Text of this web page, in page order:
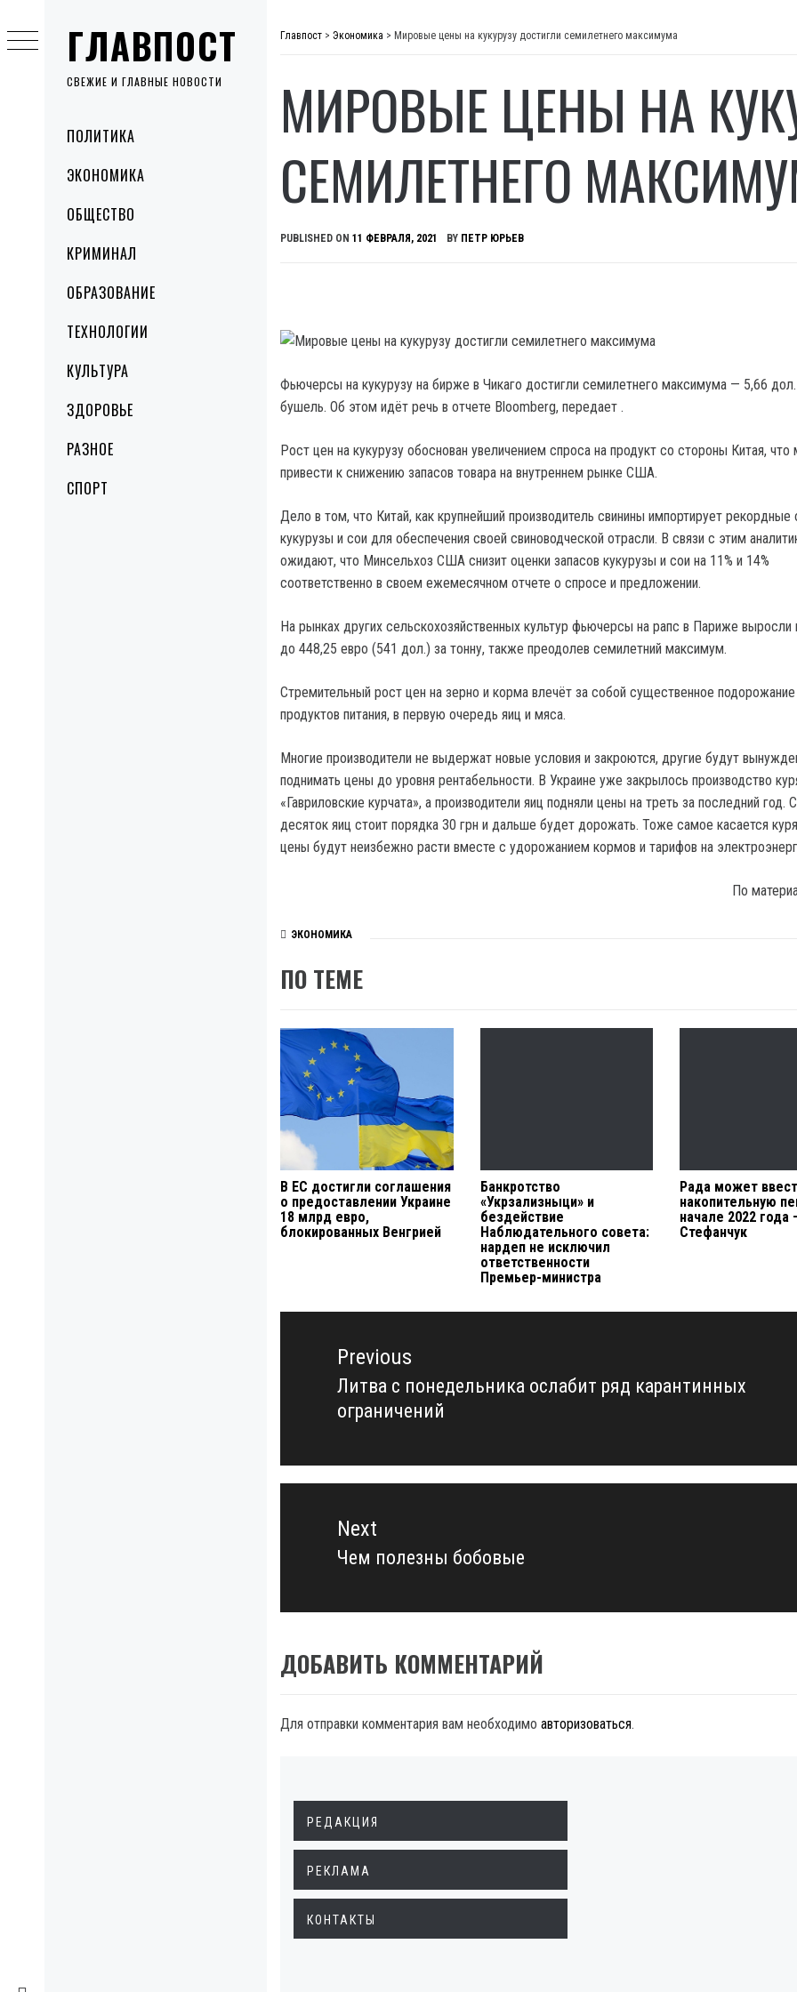
ГЛАВПОСТ
СВЕЖИЕ И ГЛАВНЫЕ НОВОСТИ
MenuПОЛИТИКА
ЭКОНОМИКА
ОБЩЕСТВО
КРИМИНАЛ
ОБРАЗОВАНИЕ
ТЕХНОЛОГИИ
КУЛЬТУРА
ЗДОРОВЬЕ
РАЗНОЕ
СПОРТ
to
content
Главпост > Экономика > Мировые цены на кукурузу достигли семилетнего максимума
МИРОВЫЕ ЦЕНЫ НА
СЕМИЛЕТНЕГО
PUBLISHED ON 11 ФЕВРАЛЯ, 2021 BY ПЕТР ЮРЬЕВ
Фьючерсы на кукурузу на бирже в Чикаго достигли семилетнего максимума — 5,66
бушель. Об этом идёт речь в отчете Bloomberg, передает .
Рост цен на кукурузу обоснован увеличением спроса на продукт со стороны Китая,
привести к снижению запасов товара на внутреннем рынке США.
Дело в том, что Китай, как крупнейший производитель свинины импортирует
кукурузы и сои для обеспечения своей свиноводческой отрасли. В связи с этим
ожидают, что Минсельхоз США снизит оценки запасов кукурузы и сои на 11% и 14%
соответственно в своем ежемесячном отчете о спросе и предложении.
На рынках других сельскохозяйственных культур фьючерсы на рапс в Париже выросли
до 448,25 евро (541 дол.) за тонну, также преодолев семилетний максимум.
Стремительный рост цен на зерно и корма влечёт за собой существенное подорожание
продуктов питания, в первую очередь яиц и мяса.
Многие производители не выдержат новые условия и закроются, другие будут
поднимать цены до уровня рентабельности. В Украине уже закрылось производство
«Гавриловские курчата», а производители яиц подняли цены на треть за последний год.
десяток яиц стоит порядка 30 грн и дальше будет дорожать. Тоже самое касается
цены будут неизбежно расти вместе с удорожанием кормов и тарифов на
По
ЭКОНОМИКА
ПО ТЕМЕ
В ЕС достигли соглашения
о предоставлении Украине
18 млрд евро,
блокированных Венгрией
Банкротство
«Укрзализныци» и
бездействие
Наблюдательного совета:
нардеп не исключил
ответственности
Премьер-министра
Рада может
накопительную
начале 2022 года
Стефанчук
Навигация
записямPrevious
Previous
post:
Литва с понедельника ослабит ряд карантинных
ограничений
Next
Next
Чем полезны бобовые
ДОБАВИТЬ КОММЕНТАРИЙ
Для отправки комментария вам необходимо авторизоваться.
РЕДАКЦИЯ
РЕКЛАМА
КОНТАКТЫ